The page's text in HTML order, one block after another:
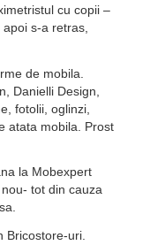
cu copii –
s-a retras,
de mobila.
Danielli Design,
fotolii, oglinzi,
atata mobila. Prost
la Mobexpert
tot din cauza
Bricostore-uri.